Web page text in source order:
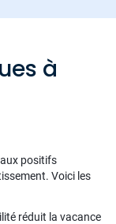
à
positifs
Voici les
réduit la vacance